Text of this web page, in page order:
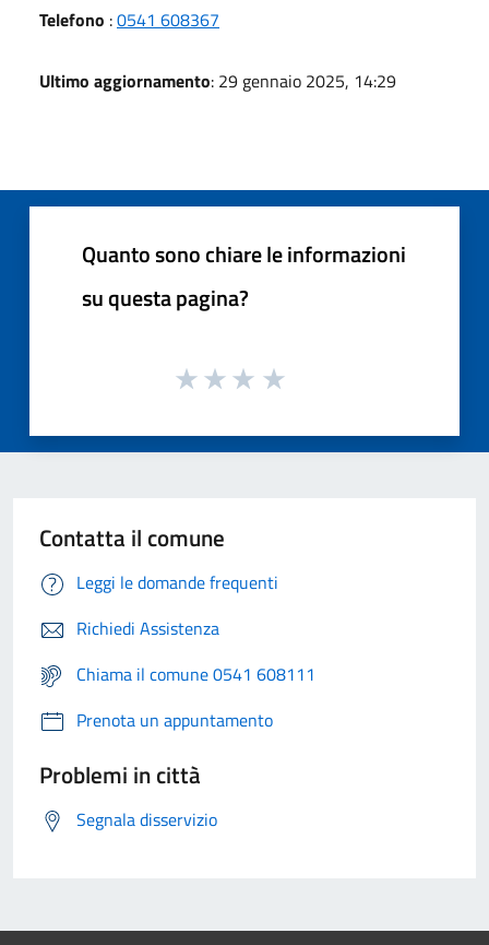
Telefono :0541 608367
Ultimo aggiornamento: 29 gennaio 2025, 14:29
Quanto sono chiare le informazioni
su questa pagina?
Contatta il comune
Leggi le domande frequenti
Richiedi Assistenza
Chiama il comune 0541 608111
Prenota un appuntamento
Problemi in città
Segnala disservizio